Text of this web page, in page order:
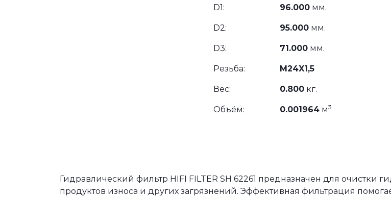
D1: 96.000 мм.
D2: 95.000 мм.
D3: 71.000 мм.
Резьба: M24X1,5
Вес: 0.800 кг.
Объём: 0.001964 м3
Гидравлический фильтр HIFI FILTER SH 62261 предназначен для очистки
продуктов износа и других загрязнений. Эффективная фильтрация